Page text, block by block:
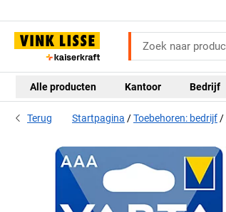
Alle producten Kantoor Bedrijf
Terug Startpagina Toebehoren: bedrijf